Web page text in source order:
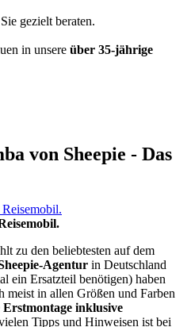
gezielt beraten.
in unsere über 35-jährige
von Sheepie - Das
zu den beliebtesten auf dem
Agentur in Deutschland
ein Ersatzteil benötigen) haben
meist in allen Größen und Farben
Erstmontage inklusive
Tipps und Hinweisen ist bei